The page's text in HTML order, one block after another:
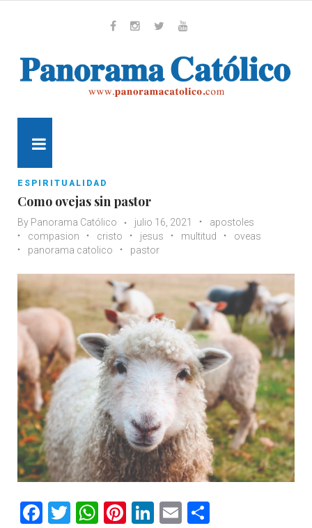
ESPIRITUALIDAD
Como ovejas sin pastor
By Panorama Católico julio 16, 2021
apostoles
compasion
cristo jesus multitud
oveas
panorama catolico
pastor
Facebook
Twitter
WhatsApp
Pinterest
LinkedIn
Email